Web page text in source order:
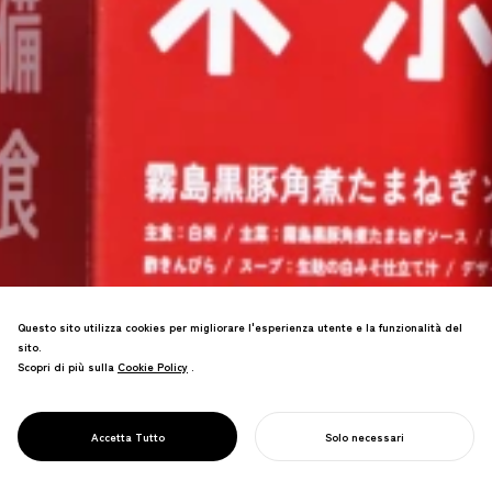
PROJECT
TOKYO BISHOKU
di preparazione ai disastri attraverso
una cucina desiderabile.
Questo sito utilizza cookies per migliorare l'esperienza utente e la funzionalità del
sito.
Scopri di più sulla Cookie Policy
Cookie Policy .
Accetta Tutto Solo necessari